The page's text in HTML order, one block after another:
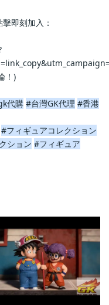
即刻加入：
！)
代購 #台灣GK代理 #香港
#フィギュアコレクション
ション #フィギュア